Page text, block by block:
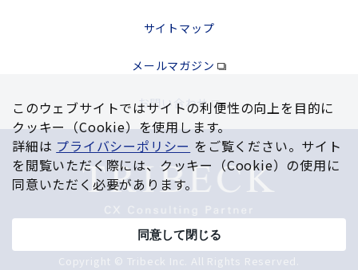
サイトマップ
メールマガジン
お問い合わせ
Copyright © Tribeck Inc. All Rights Reserved.
このウェブサイトではサイトの利便性の向上を⽬的に
クッキー（Cookie）を使⽤します。
詳細は プライバシーポリシー をご覧ください。サイト
を閲覧いただく際には、クッキー（Cookie）の使⽤に
同意いただく必要があります。
同意して閉じる